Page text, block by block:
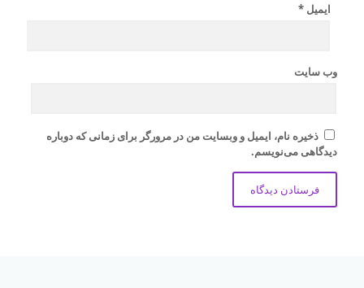
ایمیل *
وب‌ سایت
ذخیره نام، ایمیل و وبسایت من در مرورگر برای زمانی که دوباره
دیدگاهی می‌نویسم.